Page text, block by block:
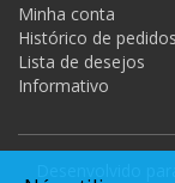
Minha conta
Histórico de pedidos
Lista de desejos
Informativo